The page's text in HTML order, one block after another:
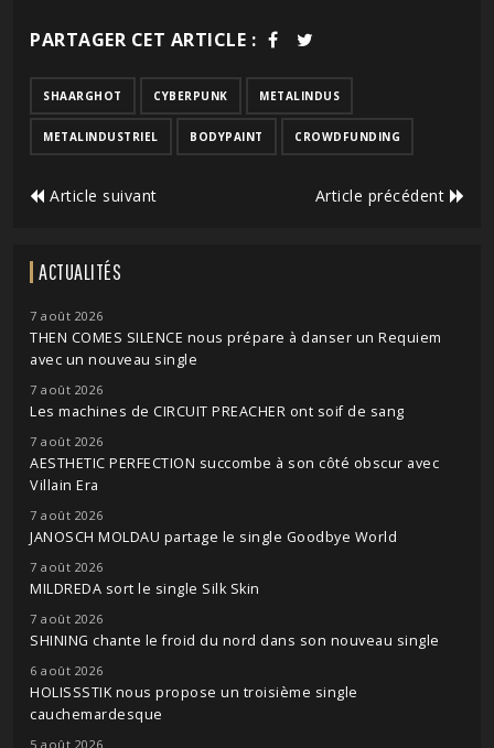
PARTAGER CET ARTICLE :
SHAARGHOT CYBERPUNK METALINDUS
METALINDUSTRIEL BODYPAINT CROWDFUNDING
Article suivant Article précédent
ACTUALITÉS
7 août 2026
THEN COMES SILENCE nous prépare à danser un Requiem
avec un nouveau single
7 août 2026
Les machines de CIRCUIT PREACHER ont soif de sang
7 août 2026
AESTHETIC PERFECTION succombe à son côté obscur avec
Villain Era
7 août 2026
JANOSCH MOLDAU partage le single Goodbye World
7 août 2026
MILDREDA sort le single Silk Skin
7 août 2026
SHINING chante le froid du nord dans son nouveau single
6 août 2026
HOLISSSTIK nous propose un troisième single
cauchemardesque
5 août 2026